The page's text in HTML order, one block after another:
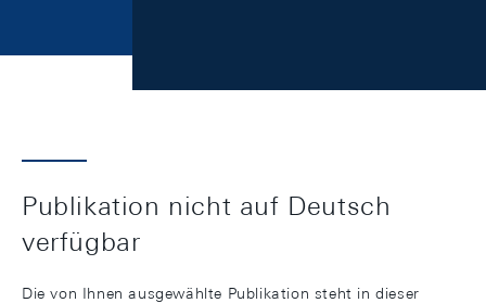
Publikation nicht auf Deutsch
verfügbar
Die von Ihnen ausgewählte Publikation steht in dieser